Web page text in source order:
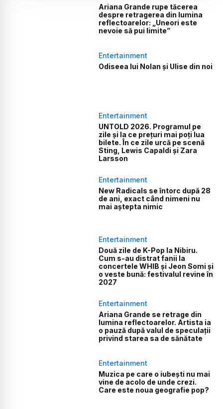
Ariana Grande rupe tăcerea
despre retragerea din lumina
reflectoarelor: „Uneori este
nevoie să pui limite”
Entertainment
Odiseea lui Nolan și Ulise din noi
Entertainment
UNTOLD 2026. Programul pe
zile și la ce prețuri mai poți lua
bilete. În ce zile urcă pe scenă
Sting, Lewis Capaldi și Zara
Larsson
Entertainment
New Radicals se întorc după 28
de ani, exact când nimeni nu
mai aștepta nimic
Entertainment
Două zile de K-Pop la Nibiru.
Cum s-au distrat fanii la
concertele WHIB și Jeon Somi și
o veste bună: festivalul revine în
2027
Entertainment
Ariana Grande se retrage din
lumina reflectoarelor. Artista ia
o pauză după valul de speculații
privind starea sa de sănătate
Entertainment
Muzica pe care o iubești nu mai
vine de acolo de unde crezi.
Care este noua geografie pop?